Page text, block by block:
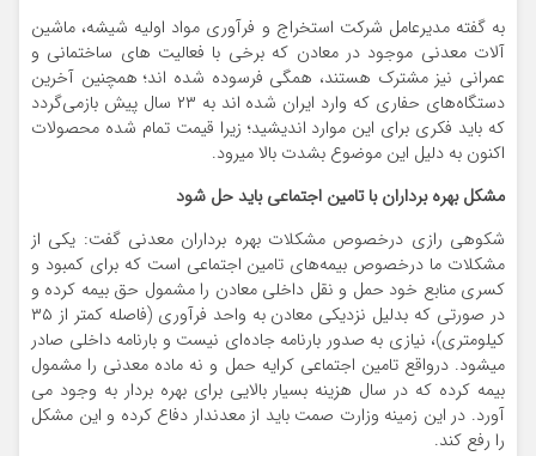
به گفته مدیرعامل شرکت استخراج و فرآوری مواد اولیه شیشه، ماشین
آلات معدنی موجود در معادن که برخی با فعالیت های ساختمانی و
عمرانی نیز مشترک هستند، همگی فرسوده شده اند؛ همچنین آخرین
دستگاه‌های حفاری که وارد ایران شده اند به ۲۳ سال پیش بازمی‌گردد
که باید فکری برای این موارد اندیشید؛ زیرا قیمت تمام شده محصولات
اکنون به دلیل این موضوع بشدت بالا میرود.
مشکل بهره برداران با تامین اجتماعی باید حل شود
شکوهی رازی درخصوص مشکلات بهره برداران معدنی گفت: یکی از
مشکلات ما درخصوص بیمه‌های تامین اجتماعی است که برای کمبود و
کسری منابع خود حمل و نقل داخلی معادن را مشمول حق بیمه کرده و
در صورتی که بدلیل نزدیکی معادن به واحد فرآوری (فاصله کمتر از ۳۵
کیلومتری)، نیازی به صدور بارنامه جاده‌ای نیست و بارنامه داخلی صادر
میشود. درواقع تامین اجتماعی کرایه حمل و نه ماده معدنی را مشمول
بیمه کرده که در سال هزینه بسیار بالایی برای بهره بردار به وجود می
آورد. در این زمینه وزارت صمت باید از معدندار دفاع کرده و این مشکل
را رفع کند.